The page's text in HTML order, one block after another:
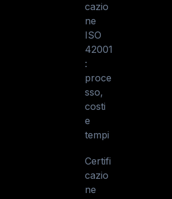
cazio
ne
ISO
42001
:
proce
sso,
costi
e
tempi
Certifi
cazio
ne